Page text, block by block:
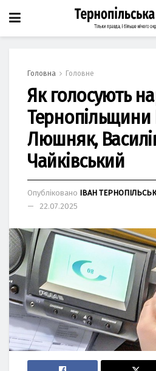
Головна Головне
Як голосують
Тернопільщини
Люшняк,
Чайківський
Опубліковано ІВАН
22.07.2025